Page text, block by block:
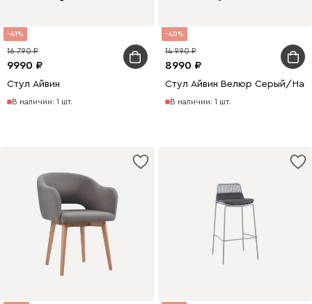
41
9990
16 790
Стул Айвин
В наличии: 1 шт.
40
8990
14 990
Стул Айвин Велюр Серый/
В наличии: 1 шт.